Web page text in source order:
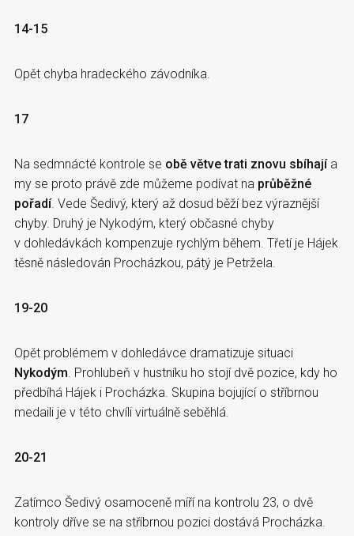
14-15
Opět chyba hradeckého závodníka.
17
Na sedmnácté kontrole se obě větve trati znovu sbíhajía
my se proto právě zde můžeme podívat na průběžné
pořadí. Vede Šedivý, který až dosud běží bez výraznější
chyby. Druhý je Nykodým, který občasné chyby
v dohledávkách kompenzuje rychlým během. Třetí je Hájek
těsně následován Procházkou, pátý je Petržela.
19-20
Opět problémem v dohledávce dramatizuje situaci
Nykodým . Prohlubeň v hustníku ho stojí dvě pozice, kdy ho
předbíhá Hájek i Procházka. Skupina bojující o stříbrnou
medaili je v této chvíli virtuálně seběhlá.
20-21
Zatímco Šedivý osamoceně míří na kontrolu 23, o dvě
kontroly dříve se na stříbrnou pozici dostává Procházka.